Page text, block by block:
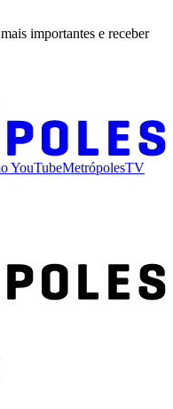
importantes e receber
YouTubeMetrópolesTV